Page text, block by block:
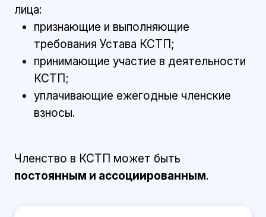
лица:
признающие и выполняющие
требования Устава КСТП;
принимающие участие в деятельности
КСТП;
уплачивающие ежегодные членские
взносы.
Членство в КСТП может быть
постоянным и ассоциированным.